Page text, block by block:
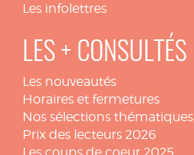
Les infolettres
LES + CONSULTÉS
Les nouveautés
Horaires et fermetures
Nos sélections thématiques
Prix des lecteurs 2026